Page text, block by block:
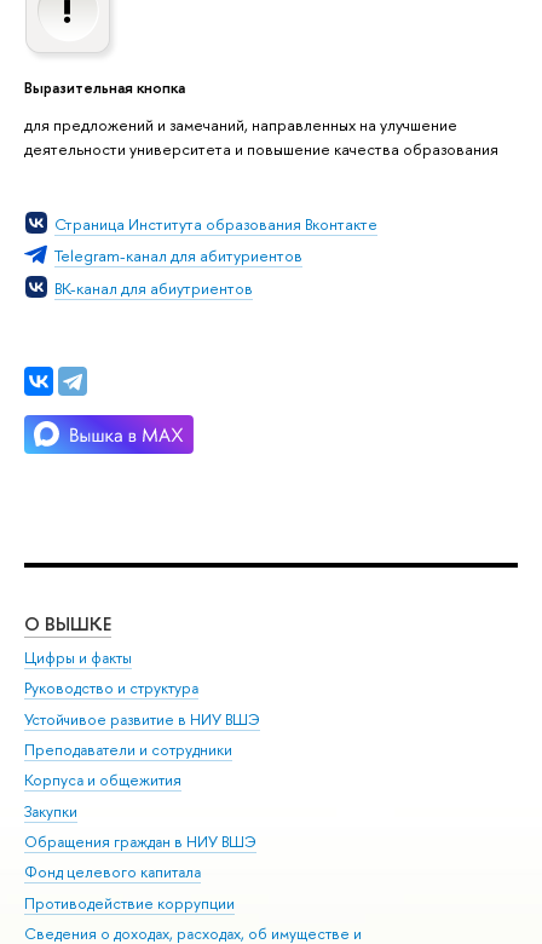
Выразительная кнопка
для предложений и замечаний, направленных на улучшение
деятельности университета и повышение качества образования
Страница Института образования Вконтакте
Telegram-канал для абитуриентов
ВК-канал для абиутриентов
О ВЫШКЕ
Цифры и факты
Руководство и структура
Устойчивое развитие в НИУ ВШЭ
Преподаватели и сотрудники
Корпуса и общежития
Закупки
Обращения граждан в НИУ ВШЭ
Фонд целевого капитала
Противодействие коррупции
Сведения о доходах, расходах, об имуществе и